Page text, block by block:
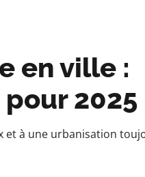
en ville :
2025
et à une urbanisation